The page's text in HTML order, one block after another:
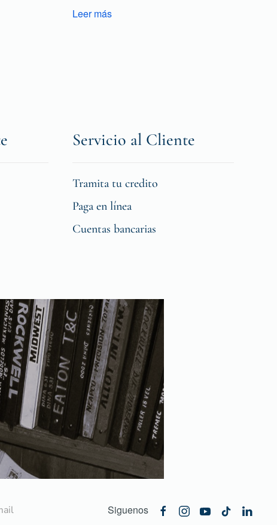
Leer más
Servicio al Cliente
Tramita tu credito
Paga en línea
Cuentas bancarias
Siguenos